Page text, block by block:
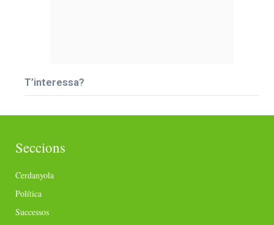
T’interessa?
Seccions
Cerdanyola
Política
Successos